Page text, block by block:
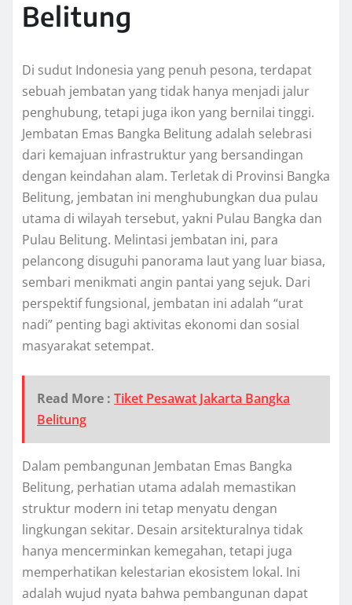
Belitung
Di sudut Indonesia yang penuh pesona, terdapat
sebuah jembatan yang tidak hanya menjadi jalur
penghubung, tetapi juga ikon yang bernilai tinggi.
Jembatan Emas Bangka Belitung adalah selebrasi
dari kemajuan infrastruktur yang bersandingan
dengan keindahan alam. Terletak di Provinsi Bangka
Belitung, jembatan ini menghubungkan dua pulau
utama di wilayah tersebut, yakni Pulau Bangka dan
Pulau Belitung. Melintasi jembatan ini, para
pelancong disuguhi panorama laut yang luar biasa,
sembari menikmati angin pantai yang sejuk. Dari
perspektif fungsional, jembatan ini adalah “urat
nadi” penting bagi aktivitas ekonomi dan sosial
masyarakat setempat.
Read More : Tiket Pesawat Jakarta Bangka
Belitung
Dalam pembangunan Jembatan Emas Bangka
Belitung, perhatian utama adalah memastikan
struktur modern ini tetap menyatu dengan
lingkungan sekitar. Desain arsitekturalnya tidak
hanya mencerminkan kemegahan, tetapi juga
memperhatikan kelestarian ekosistem lokal. Ini
adalah wujud nyata bahwa pembangunan dapat